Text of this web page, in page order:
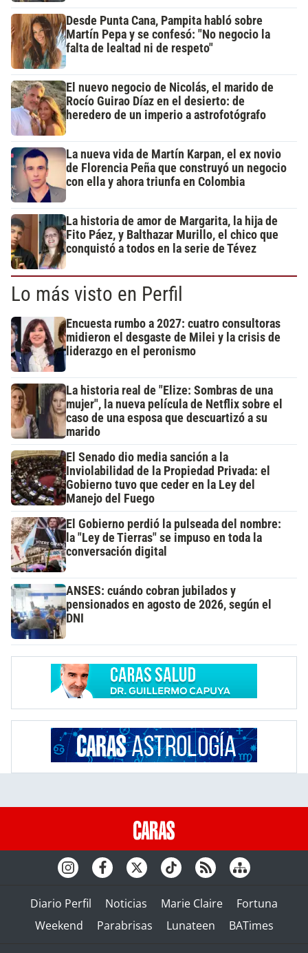
Desde Punta Cana, Pampita habló sobre
Martín Pepa y se confesó: "No negocio la
falta de lealtad ni de respeto"
El nuevo negocio de Nicolás, el marido de
Rocío Guirao Díaz en el desierto: de
heredero de un imperio a astrofotógrafo
La nueva vida de Martín Karpan, el ex novio
de Florencia Peña que construyó un negocio
con ella y ahora triunfa en Colombia
La historia de amor de Margarita, la hija de
Fito Páez, y Balthazar Murillo, el chico que
conquistó a todos en la serie de Tévez
Lo más visto en Perfil
Encuesta rumbo a 2027: cuatro consultoras
midieron el desgaste de Milei y la crisis de
liderazgo en el peronismo
La historia real de "Elize: Sombras de una
mujer", la nueva película de Netflix sobre el
caso de una esposa que descuartizó a su
marido
El Senado dio media sanción a la
Inviolabilidad de la Propiedad Privada: el
Gobierno tuvo que ceder en la Ley del
Manejo del Fuego
El Gobierno perdió la pulseada del nombre:
la "Ley de Tierras" se impuso en toda la
conversación digital
ANSES: cuándo cobran jubilados y
pensionados en agosto de 2026, según el
DNI
Diario Perfil Noticias Marie Claire
Fortuna
Weekend
Parabrisas Lunateen BATimes